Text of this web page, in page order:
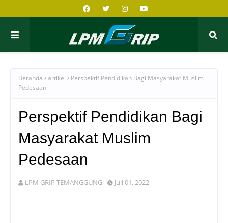
Beranda artikel
Perspektif Pendidikan Bagi Masyarakat Muslim
Pedesaan
Perspektif Pendidikan Bagi
Masyarakat Muslim
Pedesaan
LPM GRIP TEMANGGUNG Juli 01, 2022